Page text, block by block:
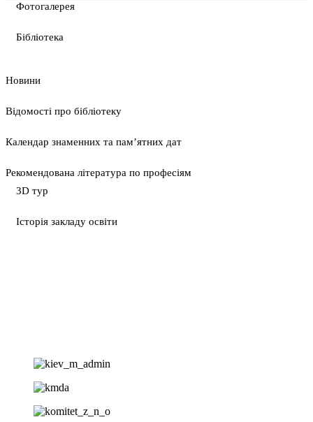
Фотогалерея
Бібліотека
Новини
Відомості про бібліотеку
Календар знаменних та пам’ятних дат
Рекомендована література по професіям
3D тур
Історія закладу освіти